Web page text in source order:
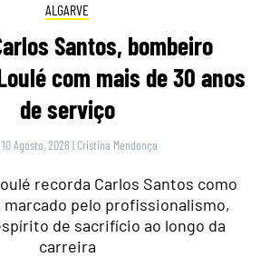
ALGARVE
Santos, bombeiro
com mais de 30 anos
de serviço
Agosto, 2026 | Cristina Mendonça
recorda Carlos Santos como
pelo profissionalismo,
de sacrifício ao longo da
carreira